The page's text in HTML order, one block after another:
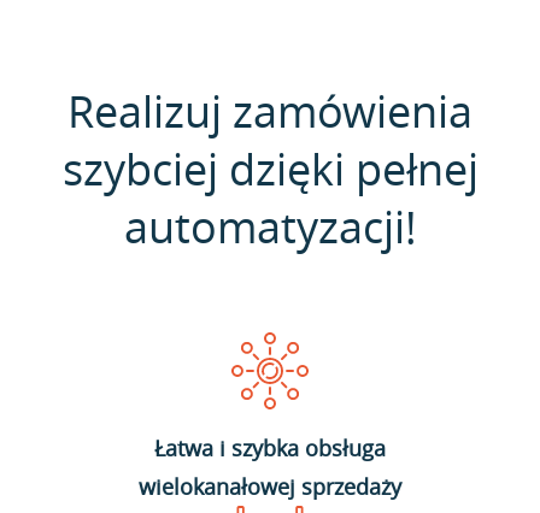
Realizuj zamówienia
szybciej dzięki pełnej
automatyzacji!
Łatwa i szybka obsługa
wielokanałowej sprzedaży